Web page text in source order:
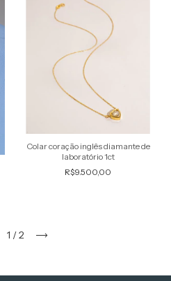
Colar coração inglês diamante de
laboratório 1ct
R$9.500,00
1 /2